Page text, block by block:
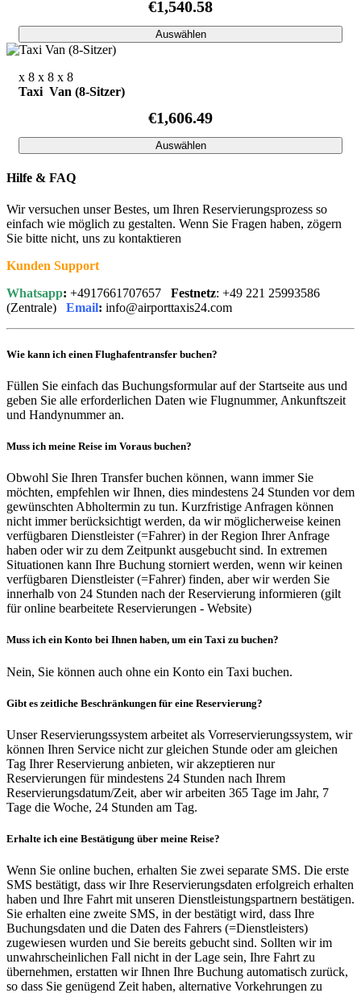
€1,540.58
Auswählen
x 8 x 8 x 8
Taxi Van (8-Sitzer)
€1,606.49
Auswählen
Hilfe & FAQ
Wir versuchen unser Bestes, um Ihren Reservierungsprozess so
einfach wie möglich zu gestalten. Wenn Sie Fragen haben, zögern
Sie bitte nicht, uns zu kontaktieren
Kunden Support
Whatsapp: +4917661707657 Festnetz: +49 221 25993586
(Zentrale) Email: info@airporttaxis24.com
Wie kann ich einen Flughafentransfer buchen?
Füllen Sie einfach das Buchungsformular auf der Startseite aus und
geben Sie alle erforderlichen Daten wie Flugnummer, Ankunftszeit
und Handynummer an.
Muss ich meine Reise im Voraus buchen?
Obwohl Sie Ihren Transfer buchen können, wann immer Sie
möchten, empfehlen wir Ihnen, dies mindestens 24 Stunden vor dem
gewünschten Abholtermin zu tun. Kurzfristige Anfragen können
nicht immer berücksichtigt werden, da wir möglicherweise keinen
verfügbaren Dienstleister (=Fahrer) in der Region Ihrer Anfrage
haben oder wir zu dem Zeitpunkt ausgebucht sind. In extremen
Situationen kann Ihre Buchung storniert werden, wenn wir keinen
verfügbaren Dienstleister (=Fahrer) finden, aber wir werden Sie
innerhalb von 24 Stunden nach der Reservierung informieren (gilt
für online bearbeitete Reservierungen - Website)
Muss ich ein Konto bei Ihnen haben, um ein Taxi zu buchen?
Nein, Sie können auch ohne ein Konto ein Taxi buchen.
Gibt es zeitliche Beschränkungen für eine Reservierung?
Unser Reservierungssystem arbeitet als Vorreservierungssystem, wir
können Ihren Service nicht zur gleichen Stunde oder am gleichen
Tag Ihrer Reservierung anbieten, wir akzeptieren nur
Reservierungen für mindestens 24 Stunden nach Ihrem
Reservierungsdatum/Zeit, aber wir arbeiten 365 Tage im Jahr, 7
Tage die Woche, 24 Stunden am Tag.
Erhalte ich eine Bestätigung über meine Reise?
Wenn Sie online buchen, erhalten Sie zwei separate SMS. Die erste
SMS bestätigt, dass wir Ihre Reservierungsdaten erfolgreich erhalten
haben und Ihre Fahrt mit unseren Dienstleistungspartnern bestätigen.
Sie erhalten eine zweite SMS, in der bestätigt wird, dass Ihre
Buchungsdaten und die Daten des Fahrers (=Dienstleisters)
zugewiesen wurden und Sie bereits gebucht sind. Sollten wir im
unwahrscheinlichen Fall nicht in der Lage sein, Ihre Fahrt zu
übernehmen, erstatten wir Ihnen Ihre Buchung automatisch zurück,
so dass Sie genügend Zeit haben, alternative Vorkehrungen zu